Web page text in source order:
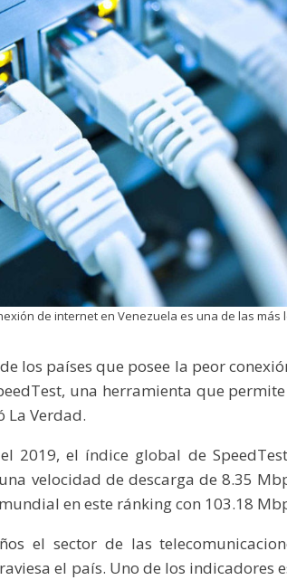
de internet en Venezuela es una de las más
los países que posee la peor
una herramienta que
La Verdad.
2019, el índice global de
velocidad de descarga de 8.35
en este ránking con 103.18
el sector de las
el país. Uno de los indicadores